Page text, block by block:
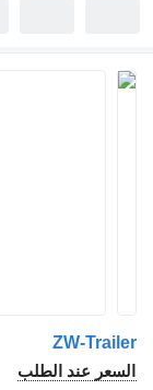
ZW-
عند الطلب